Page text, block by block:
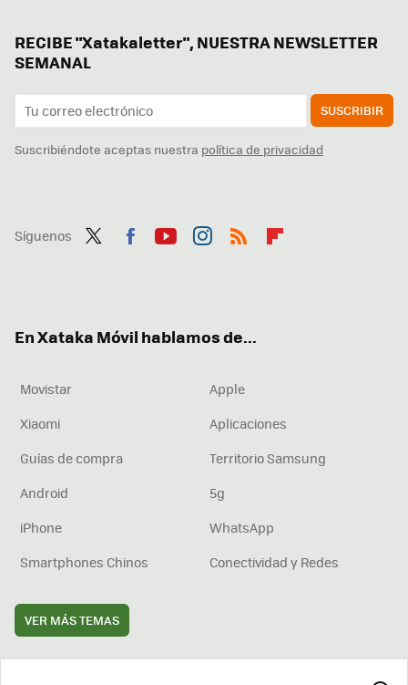
RECIBE "Xatakaletter", NUESTRA NEWSLETTER
SEMANAL
SUSCRIBIR
Suscribiéndote aceptas nuestra política de privacidad
Síguenos
En Xataka Móvil hablamos de...
Movistar
Apple
Xiaomi
Aplicaciones
Guías de compra
Territorio Samsung
Android
5g
iPhone
WhatsApp
Smartphones Chinos
Conectividad y Redes
VER MÁS TEMAS